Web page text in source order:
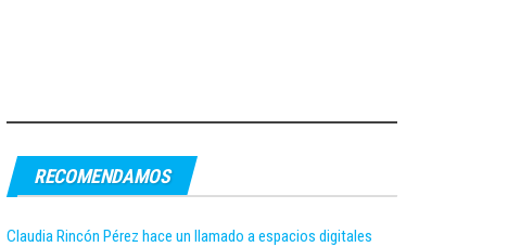
RECOMENDAMOS
Claudia Rincón Pérez hace un llamado a espacios digitales